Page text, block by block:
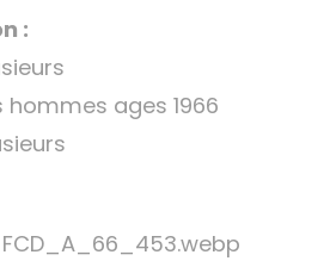
:
ages 1966
FCD_A_66_453.webp